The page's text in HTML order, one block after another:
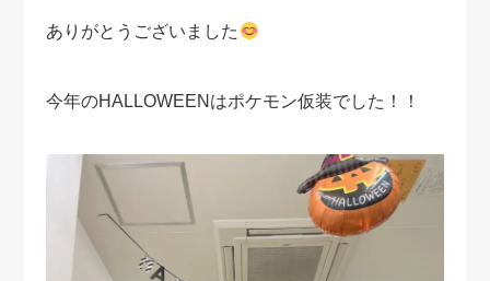
ありがとうございました
今年のHALLOWEENはポケモン仮装でした！！